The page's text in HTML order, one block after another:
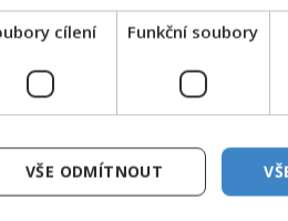
u vládou a
rozhodnutí
10x nižší.
sběru podpisů
republice,
cílení Funkční soubory
VŠE ODMÍTNOUT